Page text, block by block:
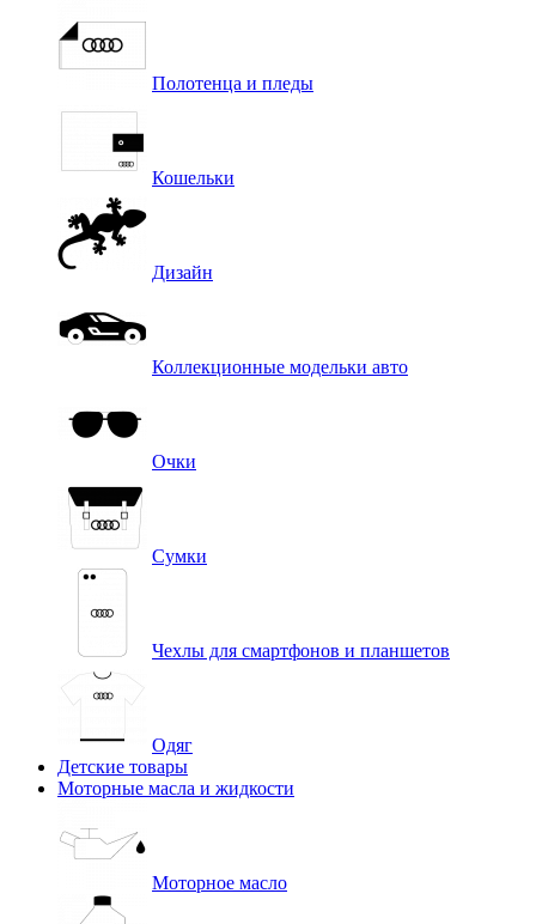
Полотенца и пледы
Кошельки
Дизайн
Коллекционные модельки авто
Очки
Сумки
Чехлы для смартфонов и планшетов
Одяг
Детские товары
Моторные масла и жидкости
Моторное масло